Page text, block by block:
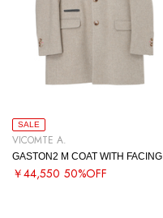
SALE
VICOMTE A.
GASTON2 M COAT WITH FACING
￥44,550 50%OFF